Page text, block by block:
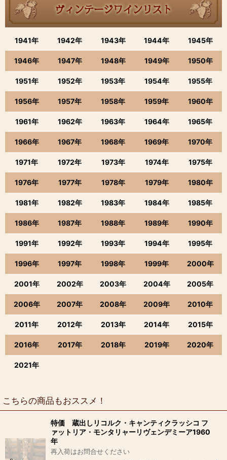
1941年 1942年 1943年 1944年 1945年
1946年 1947年 1948年 1949年 1950年
1951年 1952年 1953年 1954年 1955年
1956年 1957年 1958年 1959年 1960年
1961年 1962年 1963年 1964年 1965年
1966年 1967年 1968年 1969年 1970年
1971年 1972年 1973年 1974年 1975年
1976年 1977年 1978年 1979年 1980年
1981年 1982年 1983年 1984年 1985年
1986年 1987年 1988年 1989年 1990年
1991年 1992年 1993年 1994年 1995年
1996年 1997年 1998年 1999年 2000年
2001年 2002年 2003年 2004年 2005年
2006年 2007年 2008年 2009年 2010年
2011年 2012年 2013年 2014年 2015年
2016年 2017年 2018年 2019年 2020年
2021年
こちらの商品もおススメ！
特価 蔵出しリコルク・キャンティクラッシコ フ
ァットリア・モンタリャーリヴェンデミーア1960
年
再入荷はお問合せください